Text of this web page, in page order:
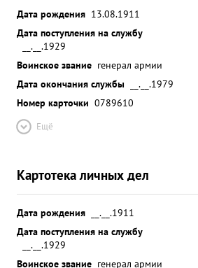
Дата рождения 13.08.1911
Дата поступления на службу
__.__.1929
Воинское звание генерал армии
Дата окончания службы
__.__.1979
Номер карточки 0789610
Ещё
Картотека личных дел
Дата рождения
__.__.1911
Дата поступления на службу
__.__.1929
Воинское звание генерал армии